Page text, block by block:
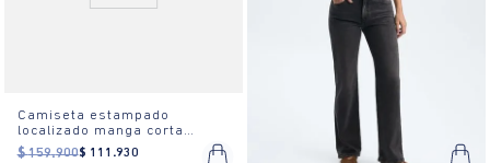
Camiseta estampado
localizado manga corta
cuello redondo para mujer
$ 159.900$ 111 .930